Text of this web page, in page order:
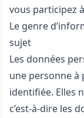
vous participez
Le genre
sujet
Les données
une personne à
identifiée. Elles
c’est-à-dire les